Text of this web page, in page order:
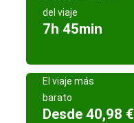
del viaje
7h 45min
El viaje más
barato
Desde 40,98 €